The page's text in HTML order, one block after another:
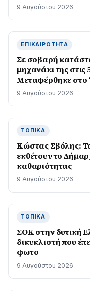
9 Αυγούστου 2026
ΕΠΙΚΑΙΡΌΤΗΤΑ
Σε σοβαρή
μηχανάκι της
Μεταφέρθηκε στο
9 Αυγούστου 2026
ΤΟΠΙΚΆ
Κώστας Σβόλης:
εκθέτουν το
καθαριότητας
9 Αυγούστου 2026
ΤΟΠΙΚΆ
ΣΟΚ στην δυτική
δικυκλιστή που
φωτο
9 Αυγούστου 2026